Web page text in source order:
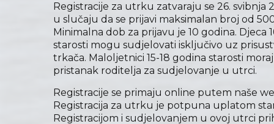
Registracije za utrku zatvaraju se 26. svibnja
u slučaju da se prijavi maksimalan broj od
Minimalna dob za prijavu je 10 godina. Djeca
starosti mogu sudjelovati isključivo uz
trkača. Maloljetnici 15-18 godina starosti
pristanak roditelja za sudjelovanje u utrci.
Registracije se primaju online putem naše
Registracija za utrku je potpuna uplatom
Registracijom i sudjelovanjem u ovoj utrci